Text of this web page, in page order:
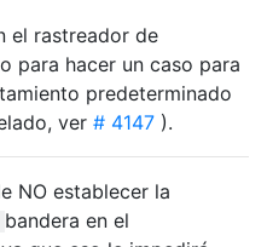
el rastreador de
para hacer un caso para
predeterminado
ver # 4147 ).
NO establecer la
bandera en el